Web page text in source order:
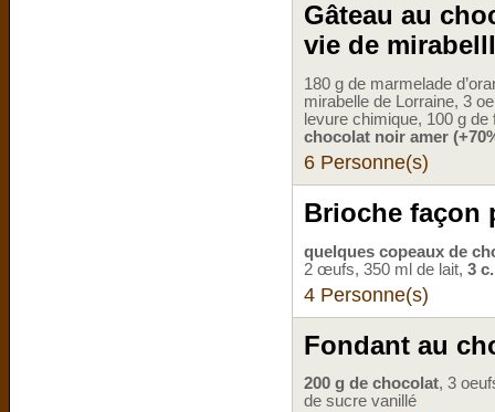
Gâteau au
vie de
180 g de marmelade
mirabelle de Lorraine, 3
levure chimique, 100 g
chocolat noir amer
6 Personne(s)
Brioche façon
quelques copeaux de
2 œufs, 350 ml de lait, 3
4 Personne(s)
Fondant au
200 g de chocolat, 3
de sucre vanillé